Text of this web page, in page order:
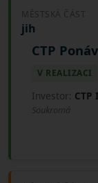
funkci
Vytěženou
terénní
plánovaná
nového
MĚSTSKÁ ČÁST
jih
CTP
V REALIZACI
Investor: CTP
Soukromá